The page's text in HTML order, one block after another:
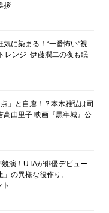
拶
に染まる！“一番怖い”視
レンジ -伊藤潤二の夜も眠
」と自虐！？本木雅弘は司
高由里子 映画『黒牢城』公
演！UTAが俳優デビュー
の異様な役作り。